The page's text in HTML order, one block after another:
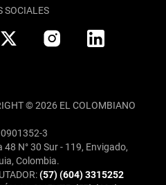
SOCIALES
© 2026 EL COLOMBIANO
3
48 N° 30 Sur - 119, Envigado,
Colombia.
(57) (604) 3315252